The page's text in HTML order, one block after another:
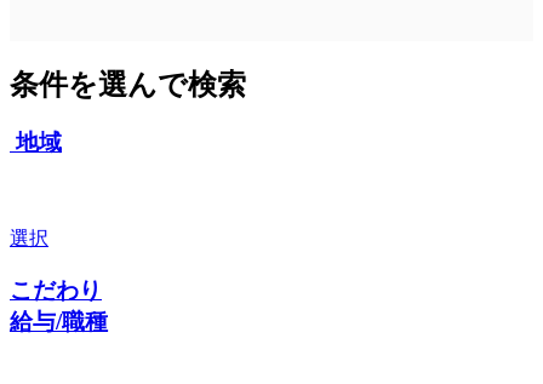
条件を選んで検索
地域
選択
こだわり
給与/職種